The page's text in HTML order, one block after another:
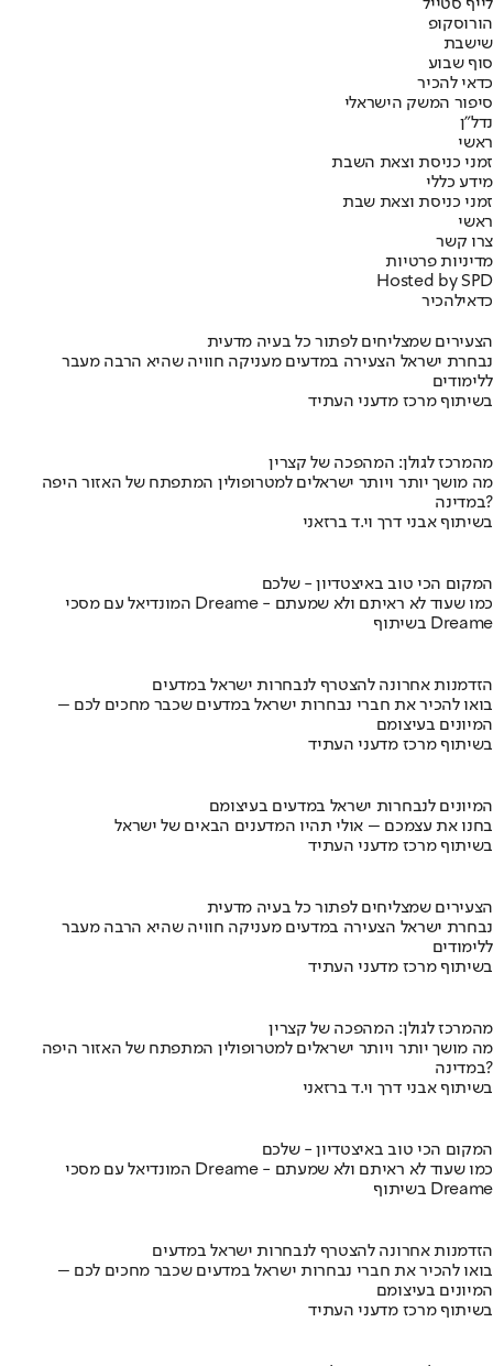
לייף סטייל
הורוסקופ
שישבת
סוף שבוע
כדאי להכיר
סיפור המשק הישראלי
נדל"ן
ראשי
זמני כניסת וצאת השבת
מידע כללי
זמני כניסת וצאת שבת
ראשי
צרו קשר
מדיניות פרטיות
Hosted by SPD
כדאילהכיר
הצעירים שמצליחים לפתור כל בעיה מדעית
נבחרת ישראל הצעירה במדעים מעניקה חוויה שהיא הרבה מעבר
ללימודים
בשיתוף מרכז מדעני העתיד
מהמרכז לגולן: המהפכה של קצרין
מה מושך יותר ויותר ישראלים למטרופולין המתפתח של האזור היפה
במדינה?
בשיתוף אבני דרך וי.ד ברזאני
המקום הכי טוב באיצטדיון - שלכם
המונדיאל עם מסכי Dreame - כמו שעוד לא ראיתם ולא שמעתם
בשיתוף Dreame
הזדמנות אחרונה להצטרף לנבחרות ישראל במדעים
בואו להכיר את חברי נבחרות ישראל במדעים שכבר מחכים לכם –
המיונים בעיצומם
בשיתוף מרכז מדעני העתיד
המיונים לנבחרות ישראל במדעים בעיצומם
בחנו את עצמכם – אולי תהיו המדענים הבאים של ישראל
בשיתוף מרכז מדעני העתיד
הצעירים שמצליחים לפתור כל בעיה מדעית
נבחרת ישראל הצעירה במדעים מעניקה חוויה שהיא הרבה מעבר
ללימודים
בשיתוף מרכז מדעני העתיד
מהמרכז לגולן: המהפכה של קצרין
מה מושך יותר ויותר ישראלים למטרופולין המתפתח של האזור היפה
במדינה?
בשיתוף אבני דרך וי.ד ברזאני
המקום הכי טוב באיצטדיון - שלכם
המונדיאל עם מסכי Dreame - כמו שעוד לא ראיתם ולא שמעתם
בשיתוף Dreame
הזדמנות אחרונה להצטרף לנבחרות ישראל במדעים
בואו להכיר את חברי נבחרות ישראל במדעים שכבר מחכים לכם –
המיונים בעיצומם
בשיתוף מרכז מדעני העתיד